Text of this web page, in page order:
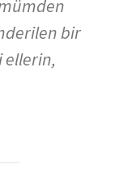
bir